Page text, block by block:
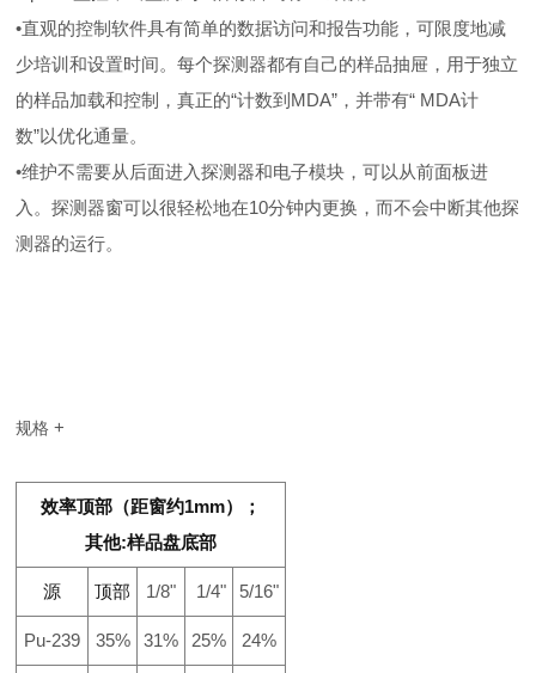
•直观的控制软件具有简单的数据访问和报告功能，可限度地减
少培训和设置时间。每个探测器都有自己的样品抽屉，用于独立
的样品加载和控制，真正的“计数到 MDA” ，并带有“ MDA计
数”以优化通量。
•维护不需要从后面进入探测器和电子模块，可以从前面板进
入。探测器窗可以很轻松地在10分钟内更换，而不会中断其他探
测器的运行。
规格+
效率顶部（距窗约1mm）；
其他:样品盘底部
源 顶部 1/8" 1/4" 5/16"
Pu-239 35% 31% 25% 24%